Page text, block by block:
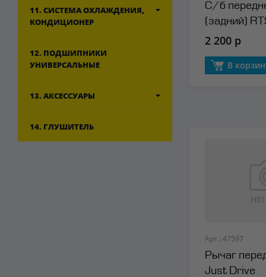
11. СИСТЕМА ОХЛАЖДЕНИЯ,
КОНДИЦИОНЕР
12. ПОДШИПНИКИ
УНИВЕРСАЛЬНЫЕ
13. АКСЕССУАРЫ
14. ГЛУШИТЕЛЬ
С/б
(задний)
2 200 р
В
Арт.: 47597
Рычаг
Just Drive